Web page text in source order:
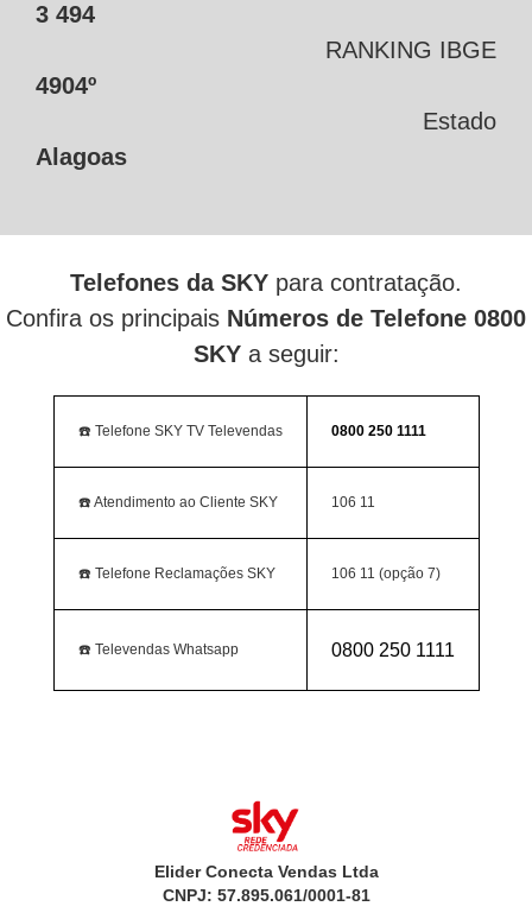
3 494
RANKING IBGE
4904º
Estado
Alagoas
Telefones da SKY para contratação.
Confira os principais Números de Telefone 0800
SKYa seguir:
☎️ Telefone SKY TV Televendas 0800 250 1111
☎️ Atendimento ao Cliente SKY 106 11
☎️ Telefone Reclamações SKY 106 11 (opção 7)
☎️ Televendas Whatsapp 0800 250 1111
Elider Conecta Vendas Ltda
CNPJ: 57.895.061/0001-81